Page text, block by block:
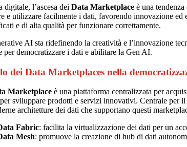
digitale, l’ascesa dei Data Marketplace è una
e utilizzare facilmente i dati, favorendo innovazione
e di alta qualità per funzionare correttamente.
AI sta ridefinendo la creatività e l’innovazione
per democratizzare i dati e abilitare la Gen AI.
dei Data Marketplaces nella
Marketplaceè una piattaforma centralizzata per
sviluppare prodotti e servizi innovativi. Centrale per il
architetture dei dati che supportano questi
Fabric: facilita la virtualizzazione dei dati per un
Mesh: promuove la creazione di hub di dati